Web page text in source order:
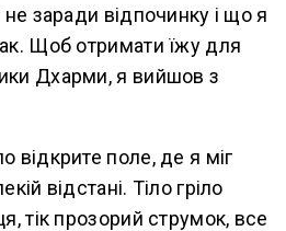
заради відпочинку і що я
Щоб отримати їжу для
Дхарми, я вийшов з
відкрите поле, де я міг
відстані. Тіло гріло
тік прозорий струмок, все